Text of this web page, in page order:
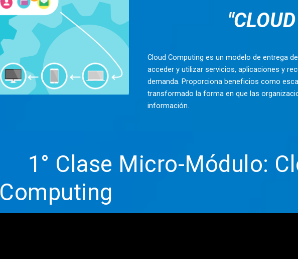
"CLOUD
Cloud Computing es un modelo de entrega
acceder y utilizar servicios, aplicaciones y
demanda. Proporciona beneficios como
transformado la forma en que las
información.
1° Clase Micro-Módulo:
Computing